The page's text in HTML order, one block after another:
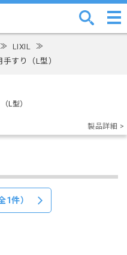
≫ LIXIL ≫
すり（L型）
L型）
製品詳細 >
1件）